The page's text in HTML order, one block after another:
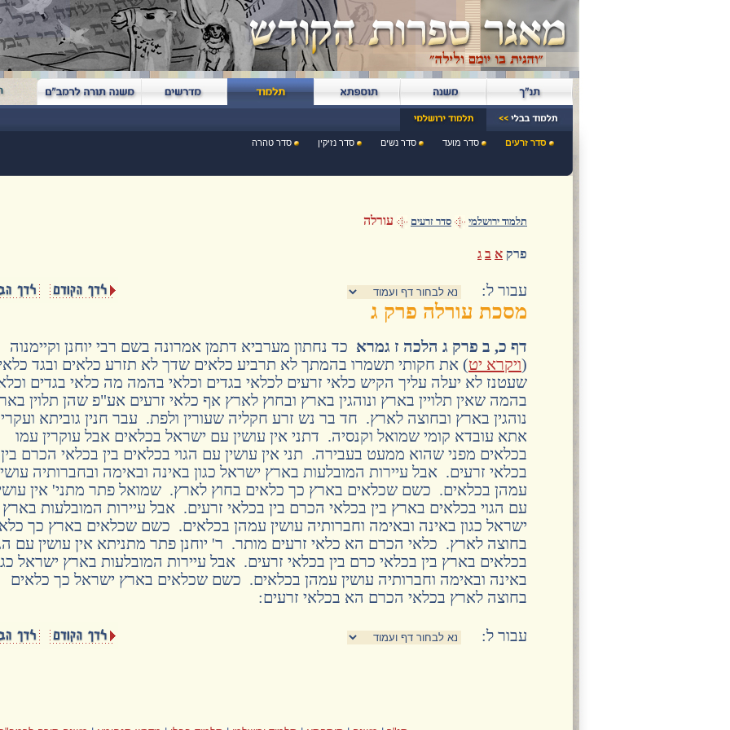
סדר זרעים סדר מועד סדר נשים סדר נזיקין סדר טהרה
תלמוד ירושלמי סדר זרעים עורלה
פרק א ב ג
:עבור ל
מסכת עורלה פרק ג
דף כ, ב פרק ג הלכה ז גמרא כד נחתון מערביא דתמן אמרונה בשם רבי יוחנן וקיימנוה
(ויקרא יט) את חקותי תשמרו בהמתך לא תרביע כלאים שדך לא תזרע כלאים ובגד
שעטנז לא יעלה עליך הקיש כלאי זרעים לכלאי בגדים וכלאי בהמה מה כלאי בגדים
בהמה שאין תלויין בארץ ונוהגין בארץ ובחוץ לארץ אף כלאי זרעים אע"פ שהן תלוין
נוהגין בארץ ובחוצה לארץ. חד בר נש זרע חקליה שעורין ולפת. עבר חנין גוביתא
אתא עובדא קומי שמואל וקנסיה. דתני אין עושין עם ישראל בכלאים אבל עוקרין עמו
בכלאים מפני שהוא ממעט בעבירה. תני אין עושין עם הגוי בכלאים בין בכלאי הכרם בין
בכלאי זרעים. אבל עיירות המובלעות בארץ ישראל כגון באינה ובאימה ובחברותיה
עמהן בכלאים. כשם שכלאים בארץ כך כלאים בחוץ לארץ. שמואל פתר מתני' אין
עם הגוי בכלאים בארץ בין בכלאי הכרם בין בכלאי זרעים. אבל עיירות המובלעות בארץ
ישראל כגון באינה ובאימה וחברותיה עושין עמהן בכלאים. כשם שכלאים בארץ כך
בחוצה לארץ. כלאי הכרם הא כלאי זרעים מותר. ר' יוחנן פתר מתניתא אין עושין עם
בכלאים בארץ בין בכלאי כרם בין בכלאי זרעים. אבל עיירות המובלעות בארץ ישראל
באינה ובאימה וחברותיה עושין עמהן בכלאים. כשם שכלאים בארץ ישראל כך כלאים
בחוצה לארץ בכלאי הכרם הא בכלאי זרעים:
:עבור ל